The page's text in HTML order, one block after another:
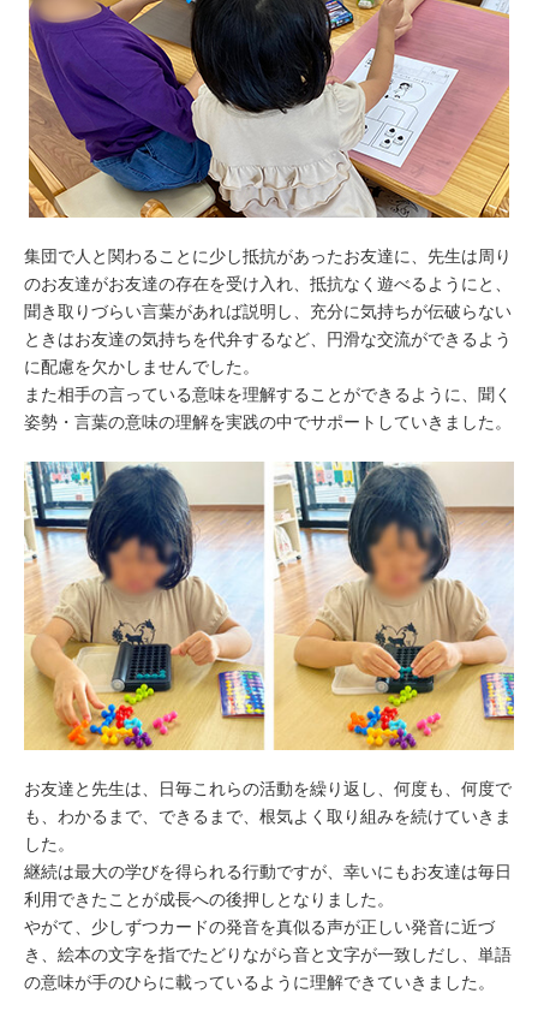
集団で人と関わることに少し抵抗があったお友達に、先生は周り
のお友達がお友達の存在を受け入れ、抵抗なく遊べるようにと、
聞き取りづらい言葉があれば説明し、充分に気持ちが伝破らない
ときはお友達の気持ちを代弁するなど、円滑な交流ができるよう
に配慮を欠かしませんでした。
また相手の言っている意味を理解することができるように、聞く
姿勢・言葉の意味の理解を実践の中でサポートしていきました。
お友達と先生は、日毎これらの活動を繰り返し、何度も、何度で
も、わかるまで、できるまで、根気よく取り組みを続けていきま
した。
継続は最大の学びを得られる行動ですが、幸いにもお友達は毎日
利用できたことが成長への後押しとなりました。
やがて、少しずつカードの発音を真似る声が正しい発音に近づ
き、絵本の文字を指でたどりながら音と文字が一致しだし、単語
の意味が手のひらに載っているように理解できていきました。